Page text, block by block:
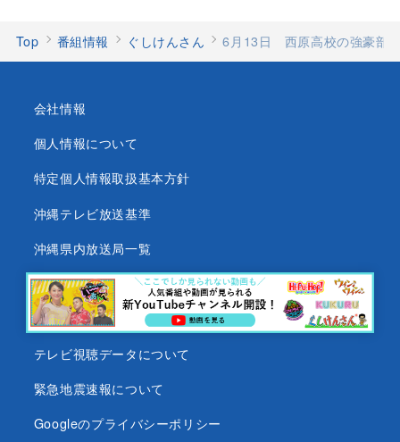
Top 番組情報 ぐしけんさん 6月13日 西原高校の強豪部
会社情報
個人情報について
特定個人情報取扱基本方針
沖縄テレビ放送基準
沖縄県内放送局一覧
番組審議会
沖縄テレビ名義の後援依頼について
テレビ視聴データについて
緊急地震速報について
Googleのプライバシーポリシー